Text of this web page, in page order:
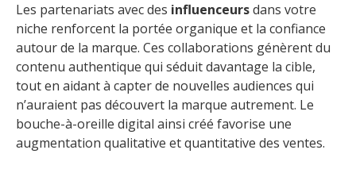
Les partenariats avec des influenceursdans votre
niche renforcent la portée organique et la confiance
autour de la marque. Ces collaborations génèrent du
contenu authentique qui séduit davantage la cible,
tout en aidant à capter de nouvelles audiences qui
n’auraient pas découvert la marque autrement. Le
bouche-à-oreille digital ainsi créé favorise une
augmentation qualitative et quantitative des ventes.